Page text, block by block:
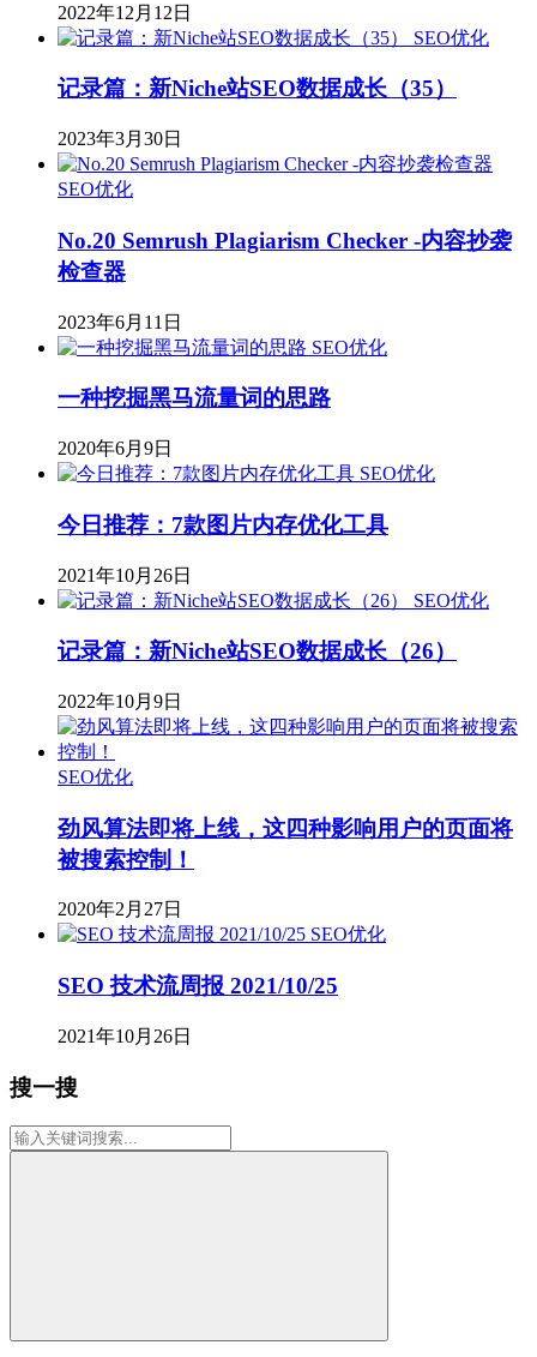
2022年12月12日
SEO优化
记录篇：新Niche站SEO数据成长（35）
2023年3月30日
SEO优化
No.20 Semrush Plagiarism Checker -内容抄袭
检查器
2023年6月11日
SEO优化
一种挖掘黑马流量词的思路
2020年6月9日
SEO优化
今日推荐：7款图片内存优化工具
2021年10月26日
SEO优化
记录篇：新Niche站SEO数据成长（26）
2022年10月9日
SEO优化
劲风算法即将上线，这四种影响用户的页面将
被搜索控制！
2020年2月27日
SEO优化
SEO 技术流周报 2021/10/25
2021年10月26日
搜一搜